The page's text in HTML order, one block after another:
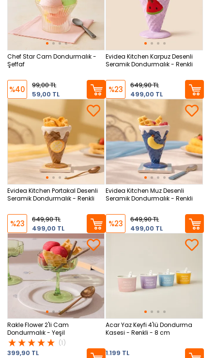
Chef Star Cam Dondurmalık -
Şeffaf
%40
99,00 TL
59,00 TL
Evidea Kitchen Karpuz Desenli
Seramik Dondurmalık - Renkli
%23
649,90 TL
499,00 TL
Evidea Kitchen Portakal Desenli
Seramik Dondurmalık - Renkli
%23
649,90 TL
499,00 TL
Evidea Kitchen Muz Desenli
Seramik Dondurmalık - Renkli
%23
649,90 TL
499,00 TL
Rakle Flower 2'li Cam
Dondurmalık - Yeşil
(1)
399,90 TL
Acar Yaz Keyfi 4'lü Dondurma
Kasesi - Renkli - 8 cm
1.199 TL